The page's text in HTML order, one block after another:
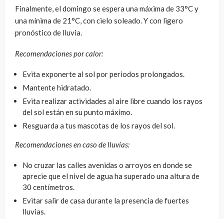
Finalmente, el domingo se espera una máxima de 33°C y
una mínima de 21°C, con cielo soleado. Y con ligero
pronóstico de lluvia.
Recomendaciones por calor:
Evita exponerte al sol por periodos prolongados.
Mantente hidratado.
Evita realizar actividades al aire libre cuando los rayos
del sol están en su punto máximo.
Resguarda a tus mascotas de los rayos del sol.
Recomendaciones en caso de lluvias:
No cruzar las calles avenidas o arroyos en donde se
aprecie que el nivel de agua ha superado una altura de
30 centímetros.
Evitar salir de casa durante la presencia de fuertes
lluvias.